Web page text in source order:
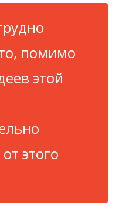
помимо
этой
этого